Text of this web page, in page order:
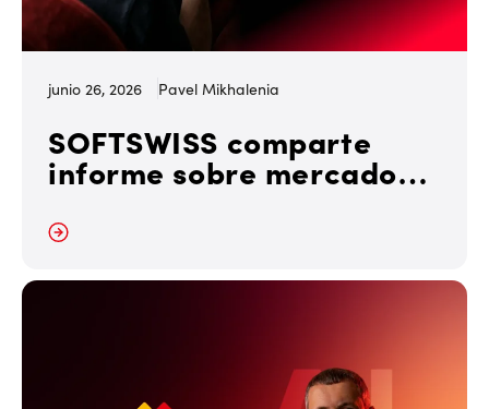
junio 26, 2026 Pavel Mikhalenia
SOFTSWISS comparte
informe sobre mercados